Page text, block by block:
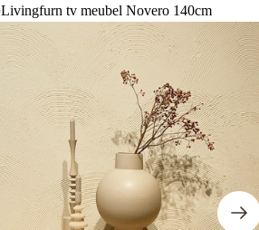
Livingfurn tv meubel Novero 140cm